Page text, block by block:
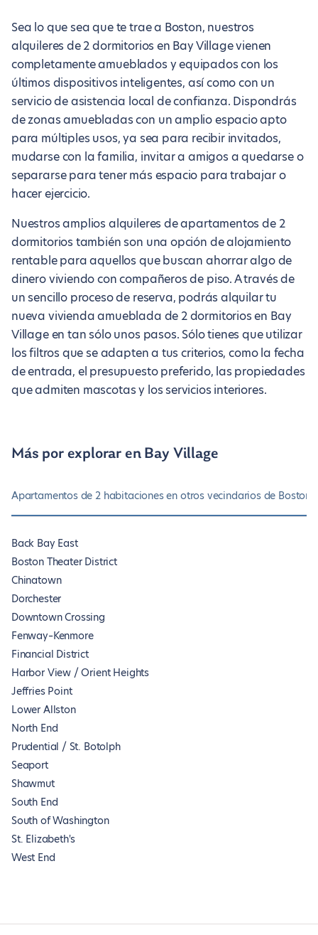
Sea lo que sea que te trae a Boston, nuestros
alquileres de 2 dormitorios en Bay Village vienen
completamente amueblados y equipados con los
últimos dispositivos inteligentes, así como con un
servicio de asistencia local de confianza. Dispondrás
de zonas amuebladas con un amplio espacio apto
para múltiples usos, ya sea para recibir invitados,
mudarse con la familia, invitar a amigos a quedarse o
separarse para tener más espacio para trabajar o
hacer ejercicio.
Nuestros amplios alquileres de apartamentos de 2
dormitorios también son una opción de alojamiento
rentable para aquellos que buscan ahorrar algo de
dinero viviendo con compañeros de piso. A través de
un sencillo proceso de reserva, podrás alquilar tu
nueva vivienda amueblada de 2 dormitorios en Bay
Village en tan sólo unos pasos. Sólo tienes que utilizar
los filtros que se adapten a tus criterios, como la fecha
de entrada, el presupuesto preferido, las propiedades
que admiten mascotas y los servicios interiores.
Más por explorar en Bay Village
Apartamentos de 2 habitaciones en otros vecindarios de Boston
Back Bay East
Boston Theater District
Chinatown
Dorchester
Downtown Crossing
Fenway–Kenmore
Financial District
Harbor View / Orient Heights
Jeffries Point
Lower Allston
North End
Prudential / St. Botolph
Seaport
Shawmut
South End
South of Washington
St. Elizabeth's
West End